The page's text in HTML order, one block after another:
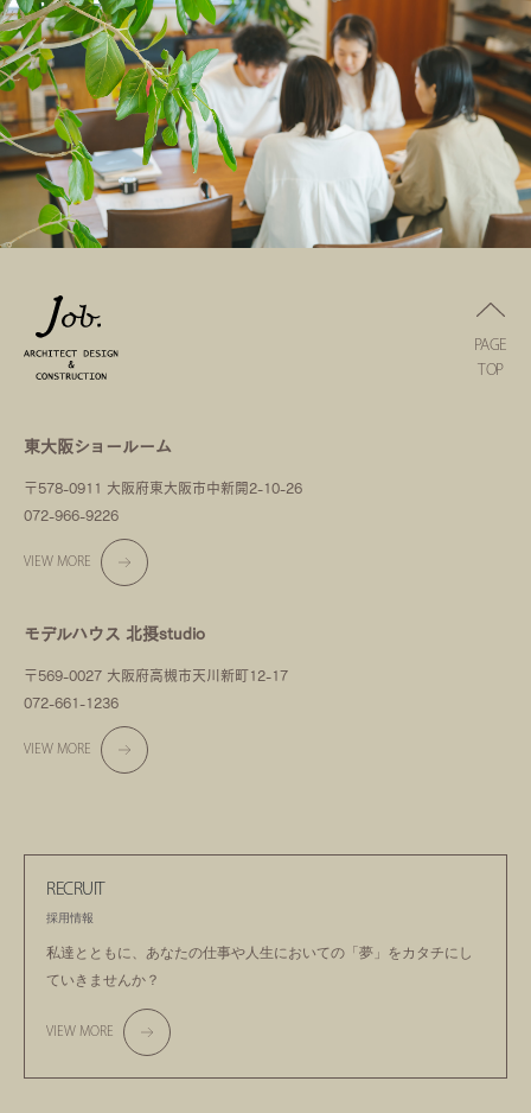
東大阪ショールーム
〒578-0911 大阪府東大阪市中新開2-10-26
072-966-9226
VIEW MORE
モデルハウス 北摂studio
〒569-0027 大阪府高槻市天川新町12-17
072-661-1236
VIEW MORE
RECRUIT
採用情報
私達とともに、あなたの仕事や人生においての 「夢」をカタチにし
ていきませんか？
VIEW MORE
PAGE
TOP